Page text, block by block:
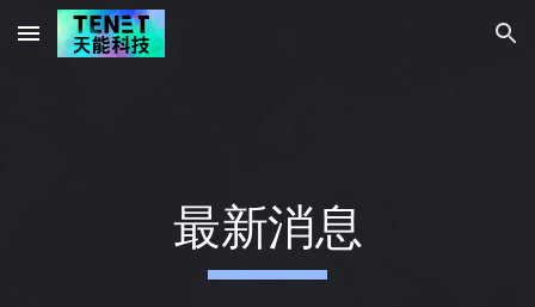
Skip to main content Skip to navigation
最新消息